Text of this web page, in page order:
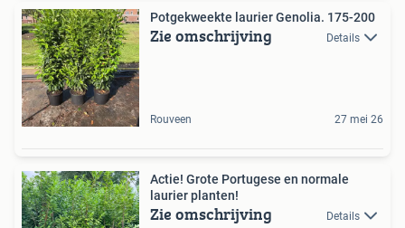
Potgekweekte laurier Genolia. 175-200
Zie omschrijving Details
Rouveen 27 mei 26
Actie! Grote Portugese en normale
laurier planten!
Zie omschrijving Details